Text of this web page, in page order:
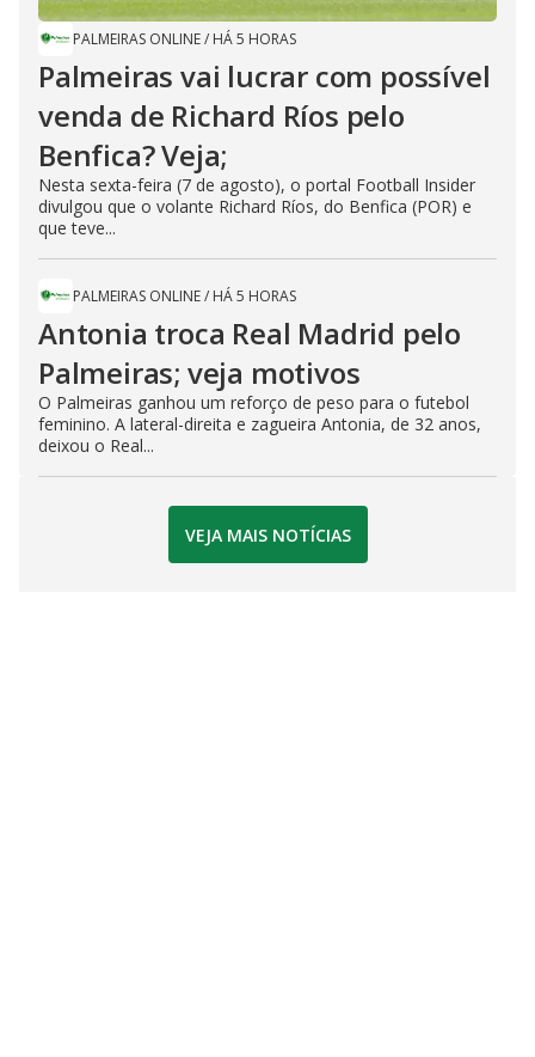
PALMEIRAS ONLINE/ HÁ 5 HORAS
Palmeiras vai lucrar com possível
venda de Richard Ríos pelo
Benfica? Veja;
Nesta sexta-feira (7 de agosto), o portal Football Insider
divulgou que o volante Richard Ríos, do Benfica (POR) e
que teve...
PALMEIRAS ONLINE/ HÁ 5 HORAS
Antonia troca Real Madrid pelo
Palmeiras; veja motivos
O Palmeiras ganhou um reforço de peso para o futebol
feminino. A lateral-direita e zagueira Antonia, de 32 anos,
deixou o Real...
VEJA MAIS NOTÍCIAS